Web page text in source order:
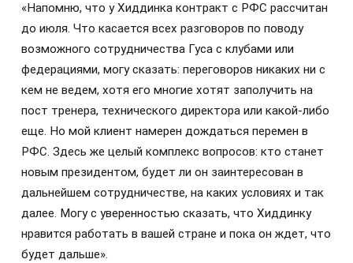
«Напомню, что у Хиддинка контракт с РФС рассчитан
до июля. Что касается всех разговоров по поводу
возможного сотрудничества Гуса с клубами или
федерациями, могу сказать: переговоров никаких ни с
кем не ведем, хотя его многие хотят заполучить на
пост тренера, технического директора или какой-либо
еще. Но мой клиент намерен дождаться перемен в
РФС. Здесь же целый комплекс вопросов: кто станет
новым президентом, будет ли он заинтересован в
дальнейшем сотрудничестве, на каких условиях и так
далее. Могу с уверенностью сказать, что Хиддинку
нравится работать в вашей стране и пока он ждет, что
будет дальше».